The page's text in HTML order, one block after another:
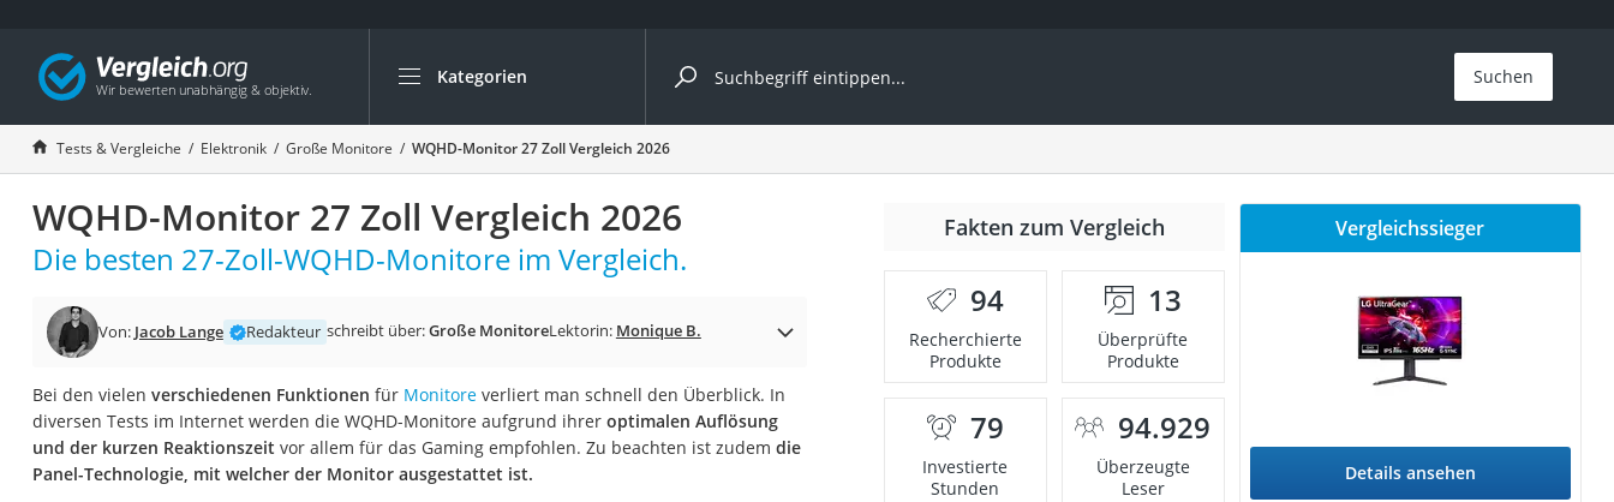
Kategorien
Die beliebtesten Vergleiche nach Kategorie
Elektronik
Powerstation
Monitor 32 Zoll 4K
Fernseher
Desktop-PC
Diascanner
Laser-Multifunktionsdrucker
Powerline-Adapter
Suchen
Tests & Vergleiche Elektronik Große Monitore WQHD-Monitor 27 Zoll Vergleich 2026
WQHD-Monitor 27 Zoll Vergleich 2026
Die besten 27-Zoll-WQHD-Monitore im Vergleich.
Von: Jacob Lange Redakteur schreibt über:Große MonitoreLektorin: Monique B.
Bei den vielen verschiedenen Funktionen für Monitoreverliert man schnell den Überblick. In
diversen Tests im Internet werden die WQHD-Monitore aufgrund ihrer optimalen Auflösung
und der kurzen Reaktionszeit vor allem für das Gaming empfohlen. Zu beachten ist zudem die
Panel-Technologie, mit welcher der Monitor ausgestattet ist.
Fakten zum Vergleich
94
Recherchierte
Produkte
13
Überprüfte
Produkte
79
Investierte
Stunden
94.929
Überzeugte
Leser
Vergleichssieger
Details ansehen